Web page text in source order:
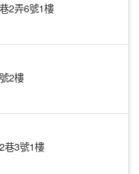
2弄6號1樓
2樓
巷3號1樓